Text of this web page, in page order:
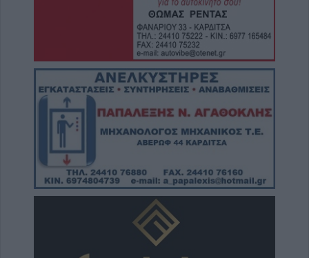
Κύπελλο Ελλάδας: Το πλήρες πρόγραμμα
του 2ου προκριματικού γύρου - Στο γήπεδο
του Μακεδονικού το Αναγέννηση - Άρης
Το Σάββατο 8 Αυγούστου η κηδεία της
Αθανασίας Βρέκου
7 Αυγούστου 2026, 18:20
Συμμαχία Υπέρ των Πολιτών: Σκιές για το
κόστος, τους όρους, τον τρόπο και τον
φορέα δημοπράτησης των κολυμβητικών
δεξαμενών της Περιφερειακής Αρχής
Κουρέτα
Υπό έλεγχο η φωτιά σε δύσβατο σημείο στον
Όλυμπο – Παραμένουν οι δυνάμεις στο